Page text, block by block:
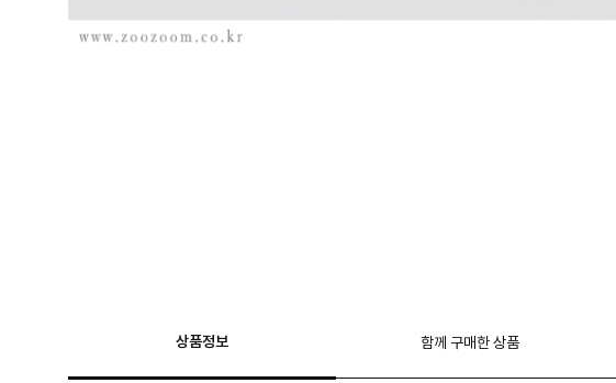
상품정보 함께 구매한 상품